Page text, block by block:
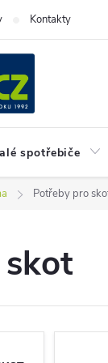
Kontakty
spotřebiče
Potřeby pro